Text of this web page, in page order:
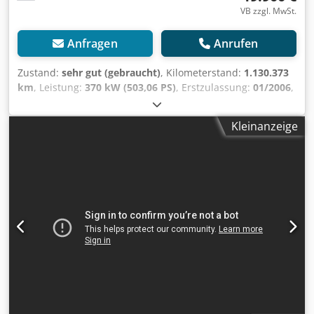
VB zzgl. MwSt.
Anfragen Anrufen
Zustand: sehr gut (gebraucht), Kilometerstand: 1.130.373
km, Leistung: 370 kW (503,06 PS), Erstzulassung: 01/2006,
, Achsen-Konfiguration:
Diesel, Fahrerkabine:Fahrerhaus, Getriebetyp:
, Emissionsklasse:
Anmerkungen = TRANSPORT NACH ANTWERP 590 EURO =
Weitere Informationen = Verfügbarkeit Vorratsstatus: In
Kürze erwartet Allgemeine Informationen Verwendbares
Kleinanzeige